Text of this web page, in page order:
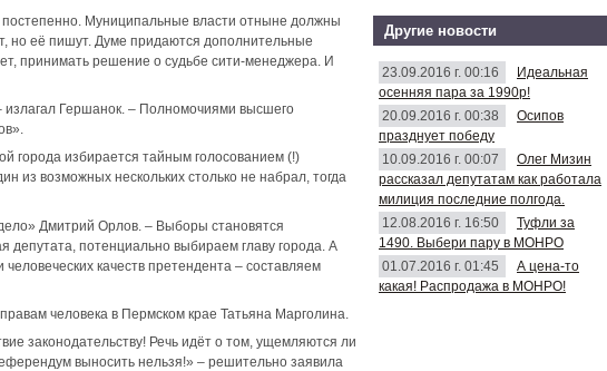
Муниципальные власти отныне должны
но её пишут. Думе придаются дополнительные
принимать решение о судьбе сити-менеджера. И
излагал Гершанок. – Полномочиями высшего
города избирается тайным голосованием (!)
из возможных нескольких столько не набрал, тогда
Дмитрий Орлов. – Выборы становятся
депутата, потенциально выбираем главу города. А
качеств претендента – составляем
человека в Пермском крае Татьяна Марголина.
законодательству! Речь идёт о том, ущемляются ли
выносить нельзя!» – решительно заявила
Другие новости
23.09.2016 г. 00:16
Идеальная
осенняя пара за 1990р!
20.09.2016 г. 00:38
Осипов
празднует победу
10.09.2016 г. 00:07
Олег Мизин
рассказал депутатам как работала
милиция последние полгода.
12.08.2016 г. 16:50
Туфли за
1490. Выбери пару в МОНРО
01.07.2016 г. 01:45
А цена-то
какая! Распродажа в МОНРО!